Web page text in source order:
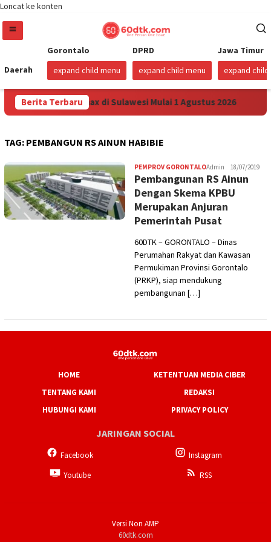
Loncat ke konten
Daerah
Gorontalo
expand child menu
DPRD
expand child menu
Jawa Timur
expand child
Berita Terbaru
Harga Pertamax di Sulawesi Mulai 1 Agustus 2026
TAG: PEMBANGUN RS AINUN HABIBIE
PEMPROV GORONTALOAdmin 18/07/2019
Pembangunan RS Ainun
Dengan Skema KPBU
Merupakan Anjuran
Pemerintah Pusat
60DTK – GORONTALO – Dinas
Perumahan Rakyat dan Kawasan
Permukiman Provinsi Gorontalo
(PRKP), siap mendukung
pembangunan […]
HOME
KETENTUAN MEDIA CIBER
TENTANG KAMI
REDAKSI
HUBUNGI KAMI
PRIVACY POLICY
JARINGAN SOCIAL
Facebook
Instagram
Youtube
RSS
Versi Non AMP
60dtk.com